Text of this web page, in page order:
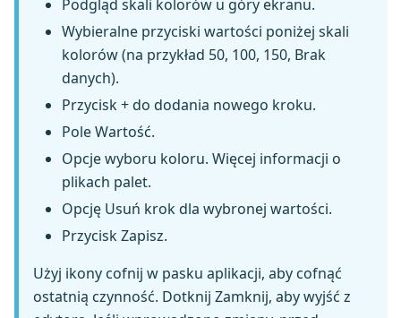
Podgląd skali kolorów u góry ekranu.
Wybieralne przyciski wartości poniżej skali
kolorów (na przykład 50, 100, 150, Brak
danych).
Przycisk + do dodania nowego kroku.
Pole Wartość.
Opcje wyboru koloru. Więcej informacji o
plikach palet.
Opcję Usuń krok dla wybronej wartości.
Przycisk Zapisz.
Użyj ikony cofnij w pasku aplikacji, aby cofnąć
ostatnią czynność. Dotknij Zamknij, aby wyjść z